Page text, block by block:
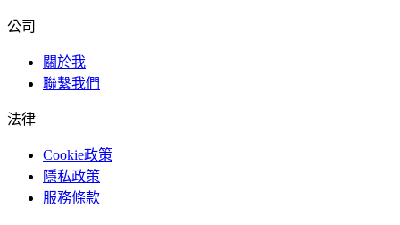
公司
關於我
聯繫我們
法律
Cookie政策
隱私政策
服務條款